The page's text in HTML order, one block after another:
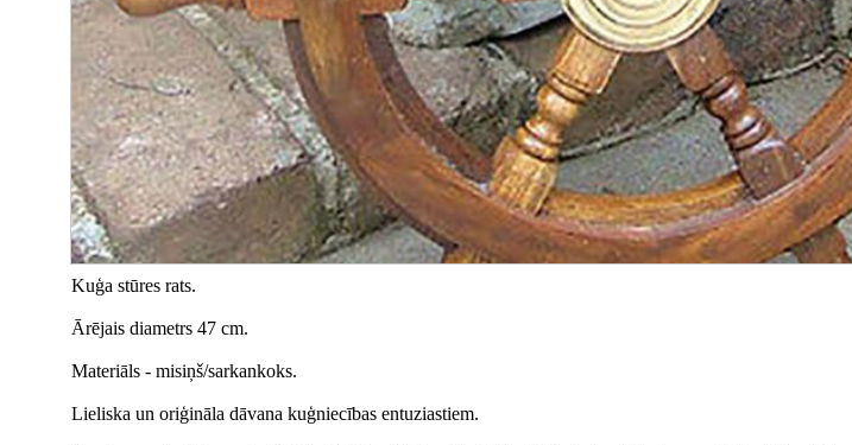
Kuģa stūres rats.
Ārējais diametrs 47 cm.
Materiāls - misiņš/sarkankoks.
Lieliska un oriģināla dāvana kuģniecības entuziastiem.